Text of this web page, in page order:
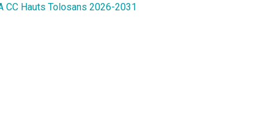
CC Hauts Tolosans 2026-2031